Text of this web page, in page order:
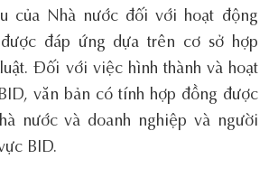
của Nhà nước đối với hoạt động
đáp ứng dựa trên cơ sở hợp
Đối với việc hình thành và hoạt
văn bản có tính hợp đồng được
nước và doanh nghiệp và người
BID.